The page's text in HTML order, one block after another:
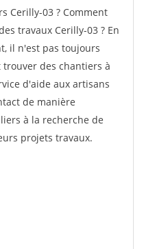
Cerilly-03 ? Comment
travaux Cerilly-03 ? En
il n'est pas toujours
des chantiers à
d'aide aux artisans
de manière
à la recherche de
projets travaux.